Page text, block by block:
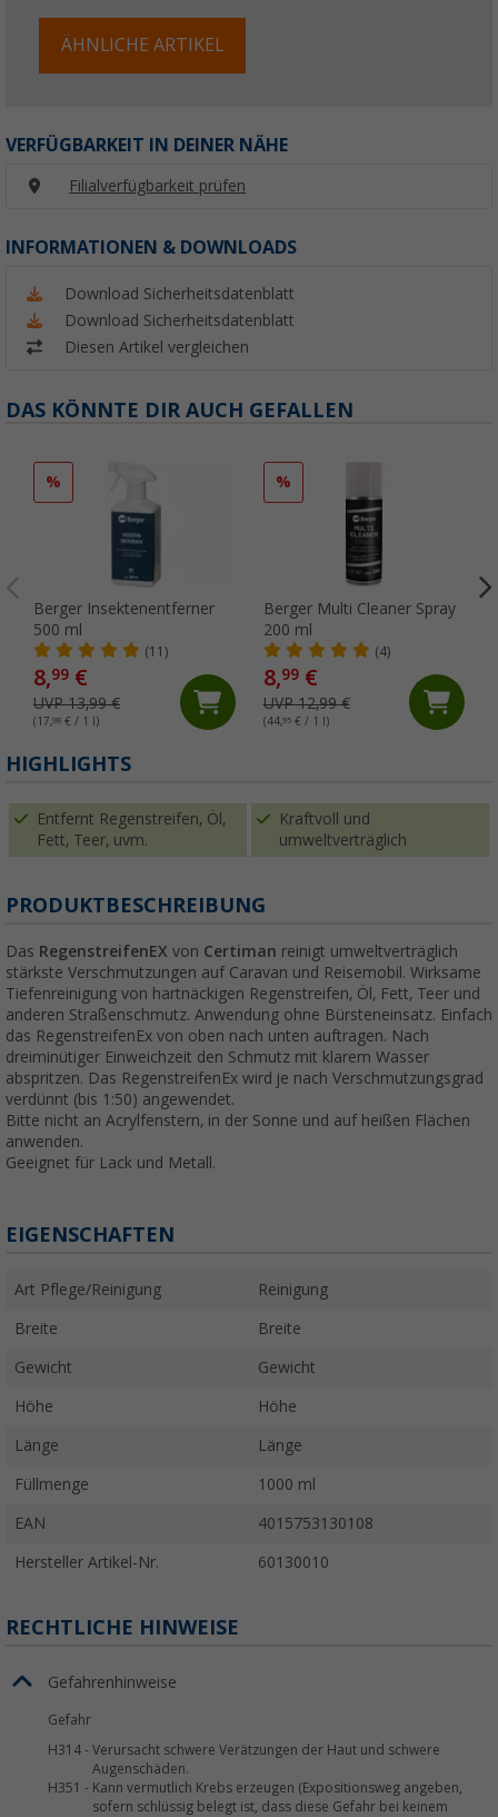
ÄHNLICHE ARTIKEL
VERFÜGBARKEIT IN DEINER NÄHE
Filialverfügbarkeit prüfen
INFORMATIONEN & DOWNLOADS
Download Sicherheitsdatenblatt
Download Sicherheitsdatenblatt
Diesen Artikel vergleichen
DAS KÖNNTE DIR AUCH GEFALLEN
%
Berger Insektenentferner
500 ml
(11)
8,99 €
UVP 13,99 €
(17,98 € / 1 l)
%
Berger Multi Cleaner Spray
200 ml
(4)
8,99€
UVP 12,99 €
(44,95€ / 1 l)
HIGHLIGHTS
Entfernt Regenstreifen, Öl,
Fett, Teer, uvm.
Kraftvoll und
umweltverträglich
PRODUKTBESCHREIBUNG
Das RegenstreifenEX von Certiman reinigt umweltverträglich
stärkste Verschmutzungen auf Caravan und Reisemobil. Wirksame
Tiefenreinigung von hartnäckigen Regenstreifen, Öl, Fett, Teer und
anderen Straßenschmutz. Anwendung ohne Bürsteneinsatz. Einfach
das RegenstreifenEx von oben nach unten auftragen. Nach
dreiminütiger Einweichzeit den Schmutz mit klarem Wasser
abspritzen. Das RegenstreifenEx wird je nach Verschmutzungsgrad
verdünnt (bis 1:50) angewendet.
Bitte nicht an Acrylfenstern, in der Sonne und auf heißen Flächen
anwenden.
Geeignet für Lack und Metall.
EIGENSCHAFTEN
Art Pflege/Reinigung Reinigung
Breite Breite
Gewicht Gewicht
Höhe Höhe
Länge Länge
Füllmenge 1000 ml
EAN 4015753130108
Hersteller Artikel-Nr. 60130010
RECHTLICHE HINWEISE
Gefahrenhinweise
Gefahr
H314 - Verursacht schwere Verätzungen der Haut und schwere
Augenschäden.
H351 - Kann vermutlich Krebs erzeugen (Expositionsweg angeben,
sofern schlüssig belegt ist, dass diese Gefahr bei keinem